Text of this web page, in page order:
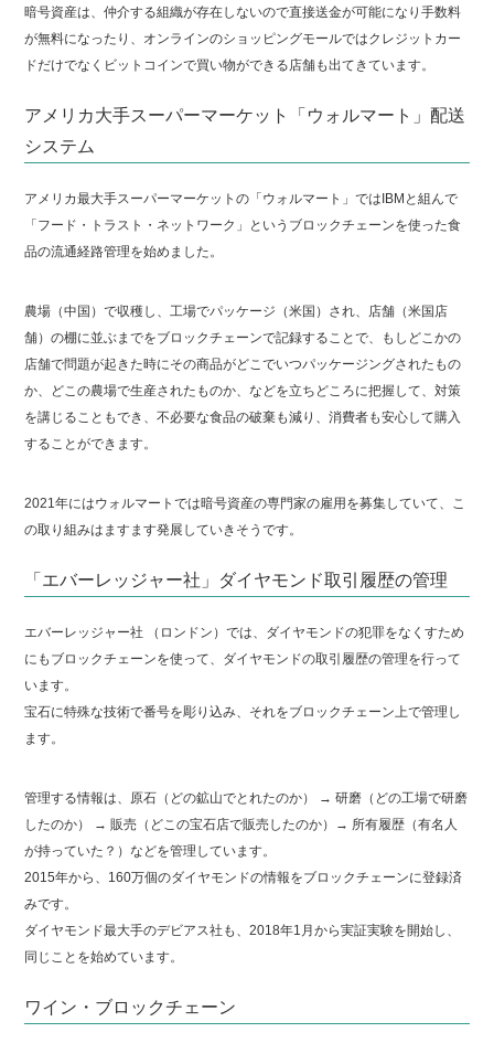
暗号資産は、仲介する組織が存在しないので直接送金が可能になり手数料
が無料になったり、オンラインのショッピングモールではクレジットカー
ドだけでなくビットコインで買い物ができる店舗も出てきています。
アメリカ大手スーパーマーケット「ウォルマート」配送
システム
アメリカ最大手スーパーマーケットの「ウォルマート」ではIBMと組んで
「フード・トラスト・ネットワーク」というブロックチェーンを使った食
品の流通経路管理を始めました。
農場（中国）で収穫し、工場でパッケージ（米国）され、店舗（米国店
舗）の棚に並ぶまでをブロックチェーンで記録することで、もしどこかの
店舗で問題が起きた時にその商品がどこでいつパッケージングされたもの
か、どこの農場で生産されたものか、などを立ちどころに把握して、対策
を講じることもでき、不必要な食品の破棄も減り、消費者も安心して購入
することができます。
2021年にはウォルマートでは暗号資産の専門家の雇用を募集していて、こ
の取り組みはますます発展していきそうです。
「エバーレッジャー社」ダイヤモンド取引履歴の管理
エバーレッジャー社 （ロンドン）では、ダイヤモンドの犯罪をなくすため
にもブロックチェーンを使って、ダイヤモンドの取引履歴の管理を行って
います。
宝石に特殊な技術で番号を彫り込み、それをブロックチェーン上で管理し
ます。
管理する情報は、原石（どの鉱山でとれたのか） → 研磨（どの工場で研磨
したのか） → 販売（どこの宝石店で販売したのか）→ 所有履歴（有名人
が持っていた？）などを管理しています。
2015年から、160万個のダイヤモンドの情報をブロックチェーンに登録済
みです。
ダイヤモンド最大手のデビアス社も、2018年1月から実証実験を開始し、
同じことを始めています。
ワイン・ブロックチェーン